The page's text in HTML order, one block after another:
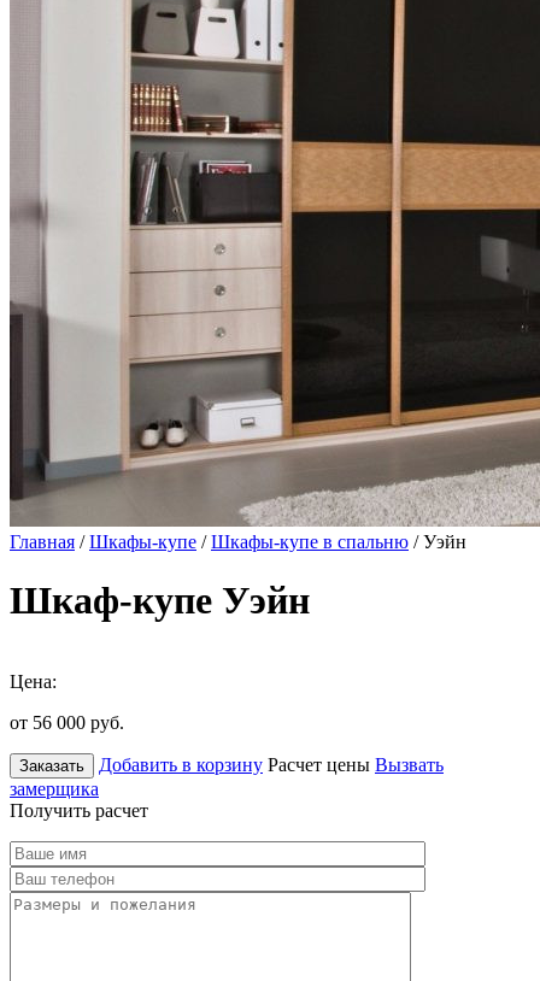
Главная /Шкафы-купе /Шкафы-купе в спальню / Уэйн
Шкаф-купе Уэйн
Цена:
от 56 000 руб.
Заказать Добавить в корзину Расчет цены Вызвать
замерщика
Получить расчет